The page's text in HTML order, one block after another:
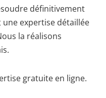
définitivement
expertise détaillée
la réalisons
gratuite en ligne.